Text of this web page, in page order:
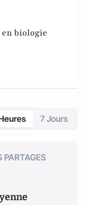
biologie
7 Jours
PARTAGES